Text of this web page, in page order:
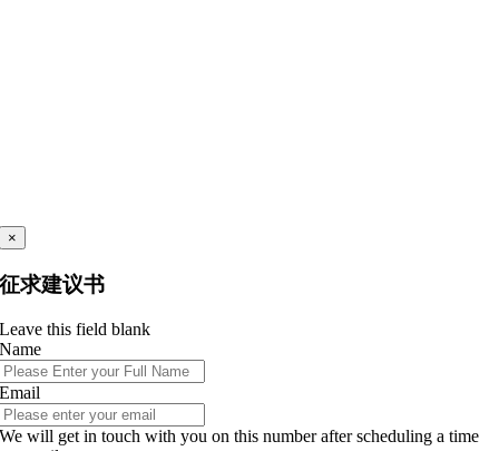
×
征求建议书
Leave this field blank
Name
Email
We will get in touch with you on this number after scheduling a time